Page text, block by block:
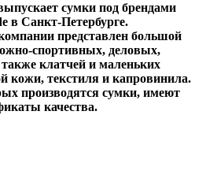
сумки под брендами
в Санкт-Петербурге.
представлен большой
спортивных, деловых,
клатчей и маленьких
кожи, текстиля и капровинила.
производятся сумки, имеют
качества.